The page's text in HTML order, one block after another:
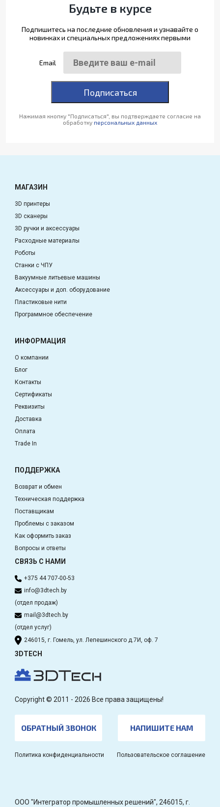
Будьте в курсе
Подпишитесь на последние обновления и узнавайте о
новинках и специальных предложениях первыми
Email
Подписаться
Нажимая кнопку "Подписаться", вы подтверждаете согласие на
обработку персональных данных
МАГАЗИН
3D принтеры
3D сканеры
3D ручки и аксессуары
Расходные материалы
Роботы
Станки с ЧПУ
Вакуумные литьевые машины
Аксессуары и доп. оборудование
Пластиковые нити
Программное обеспечение
ИНФОРМАЦИЯ
О компании
Блог
Контакты
Сертификаты
Реквизиты
Доставка
Оплата
Trade In
ПОДДЕРЖКА
Возврат и обмен
Техническая поддержка
Поставщикам
Проблемы с заказом
Как оформить заказ
Вопросы и ответы
СВЯЗЬ С НАМИ
+375 44 707-00-53
info@3dtech.by
(отдел продаж)
mail@3dtech.by
(отдел услуг)
246015, г. Гомель, ул. Лепешинского д.7И, оф. 7
3DTECH
Copyright © 2011 - 2026 Все права защищены!
ОБРАТНЫЙ ЗВОНОК НАПИШИТЕ НАМ
Политика конфиденциальности Пользовательское соглашение
OOO "Интегратор промышленных решений", 246015, г.